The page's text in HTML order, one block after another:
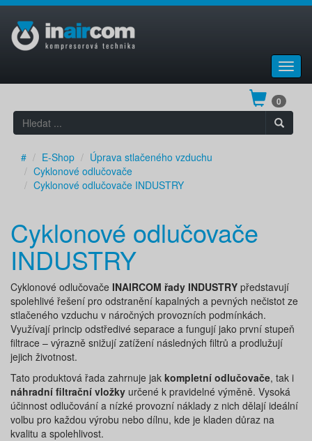
0
# E-Shop
Úprava stlačeného vzduchu
Cyklonové odlučovače
Cyklonové odlučovače INDUSTRY
Cyklonové odlučovače
INDUSTRY
Cyklonové odlučovače INAIRCOM řady INDUSTRY představují
spolehlivé řešení pro odstranění kapalných a pevných nečistot ze
stlačeného vzduchu v náročných provozních podmínkách.
Využívají princip odstředivé separace a fungují jako první stupeň
filtrace – výrazně snižují zatížení následných filtrů a prodlužují
jejich životnost.
Tato produktová řada zahrnuje jak kompletní odlučovače, tak i
náhradní filtrační vložky určené k pravidelné výměně. Vysoká
účinnost odlučování a nízké provozní náklady z nich dělají ideální
volbu pro každou výrobu nebo dílnu, kde je kladen důraz na
kvalitu a spolehlivost.